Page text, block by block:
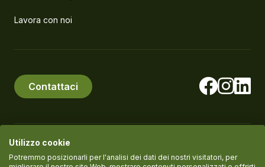
Lavora con noi
Contattaci
© PlanEat S.r.l. Società Benefit P.IVA IT11061420961
Utilizzo cookie
Potremmo posizionarli per l'analisi dei dati dei nostri visitatori, per